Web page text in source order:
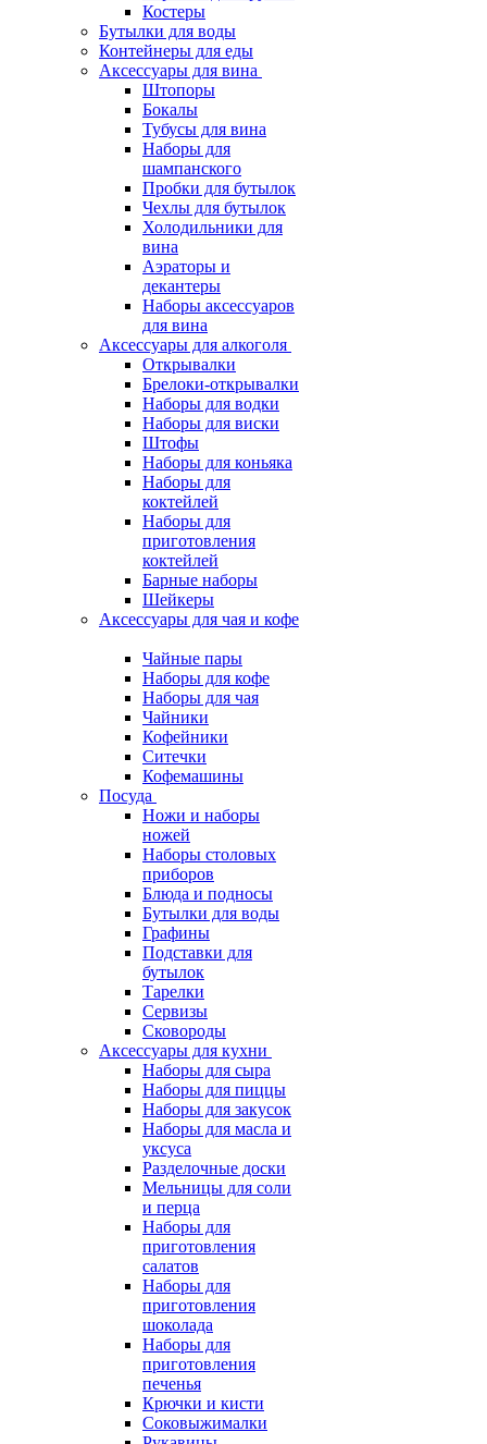
Костеры
Бутылки для воды
Контейнеры для еды
Аксессуары для вина
Штопоры
Бокалы
Тубусы для вина
Наборы для
шампанского
Пробки для бутылок
Чехлы для бутылок
Холодильники для
вина
Аэраторы и
декантеры
Наборы аксессуаров
для вина
Аксессуары для алкоголя
Открывалки
Брелоки-открывалки
Наборы для водки
Наборы для виски
Штофы
Наборы для коньяка
Наборы для
коктейлей
Наборы для
приготовления
коктейлей
Барные наборы
Шейкеры
Аксессуары для чая и кофе
Чайные пары
Наборы для кофе
Наборы для чая
Чайники
Кофейники
Ситечки
Кофемашины
Посуда
Ножи и наборы
ножей
Наборы столовых
приборов
Блюда и подносы
Бутылки для воды
Графины
Подставки для
бутылок
Тарелки
Сервизы
Сковороды
Аксессуары для кухни
Наборы для сыра
Наборы для пиццы
Наборы для закусок
Наборы для масла и
уксуса
Разделочные доски
Мельницы для соли
и перца
Наборы для
приготовления
салатов
Наборы для
приготовления
шоколада
Наборы для
приготовления
печенья
Крючки и кисти
Соковыжималки